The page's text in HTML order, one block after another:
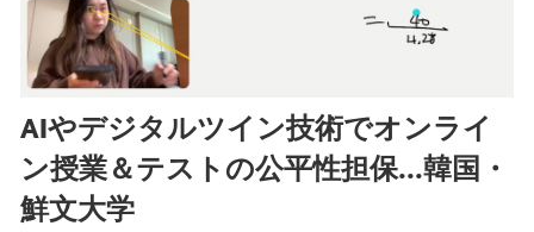
AIやデジタルツイン技術でオンライ
ン授業＆テストの公平性担保...韓国・
鮮文大学